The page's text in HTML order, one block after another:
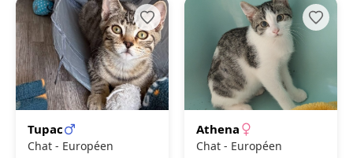
Tupac
Chat - Européen
Athena
Chat - Européen